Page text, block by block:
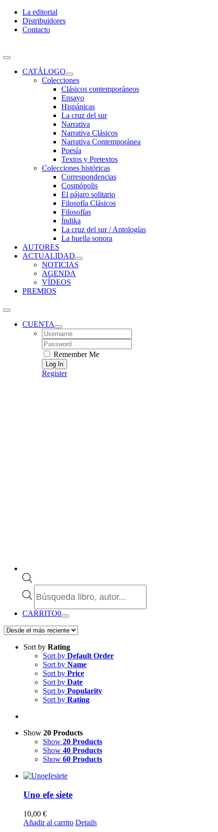
Skip
content
La editorial
Distribuidores
Contacto
Toggle
NavigationCATÁLOGO
Colecciones
Clásicos contemporáneos
Ensayo
Hispánicas
La cruz del sur
Narrativa
Narrativa Clásicos
Narrativa Contemporánea
Poesía
Textos y Pretextos
Colecciones históricas
Correspondencias
Cosmópolis
El pájaro solitario
Filosofía Clásicos
Filosofías
Índika
La cruz del sur / Antologías
La huella sonora
AUTORES
ACTUALIDAD
NOTICIAS
AGENDA
VÍDEOS
PREMIOS
CUENTA
Username:
Password:
Remember Me
Register
de
CARRITO0
Sort by Rating
Sort by Default Order
Sort by Name
Sort by Price
Sort by Date
Sort by Popularity
Sort by Rating
Show 20 Products
Show 20 Products
Show 40 Products
Show 60 Products
Uno efe siete
10,00 €
Añadir al carrito Details